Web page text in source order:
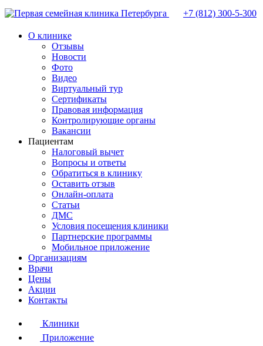
+7 (812) 300-5-300
О клинике
Отзывы
Новости
Фото
Видео
Виртуальный тур
Сертификаты
Правовая информация
Контролирующие органы
Вакансии
Пациентам
Налоговый вычет
Вопросы и ответы
Обратиться в клинику
Оставить отзыв
Онлайн-оплата
Статьи
ДМС
Условия посещения клиники
Партнерские программы
Мобильное приложение
Организациям
Врачи
Цены
Акции
Контакты
Клиники
Приложение